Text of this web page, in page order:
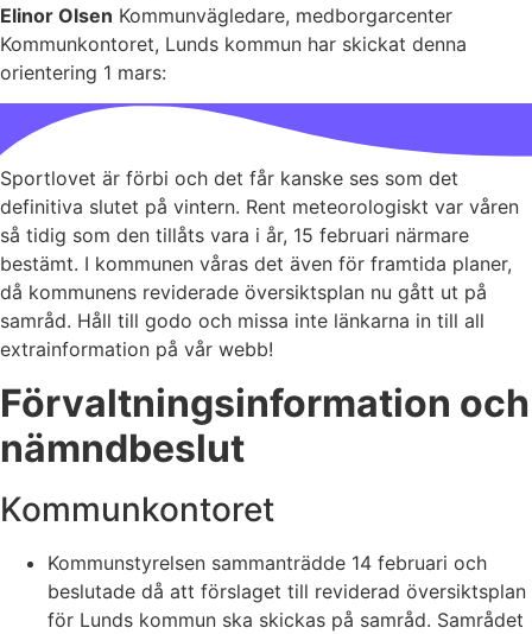
Elinor Olsen Kommunvägledare, medborgarcenter
Kommunkontoret, Lunds kommun har skickat denna
orientering 1 mars:
Sportlovet är förbi och det får kanske ses som det
definitiva slutet på vintern. Rent meteorologiskt var våren
så tidig som den tillåts vara i år, 15 februari närmare
bestämt. I kommunen våras det även för framtida planer,
då kommunens reviderade översiktsplan nu gått ut på
samråd. Håll till godo och missa inte länkarna in till all
extrainformation på vår webb!
Förvaltningsinformation och
nämndbeslut
Kommunkontoret
Kommunstyrelsen sammanträdde 14 februari och
beslutade då att förslaget till reviderad översiktsplan
för Lunds kommun ska skickas på samråd. Samrådet